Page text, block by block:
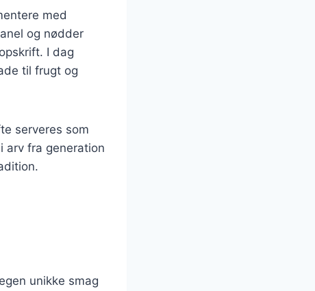
med
og nødder
I dag
til frugt og
serveres som
arv fra generation
unikke smag